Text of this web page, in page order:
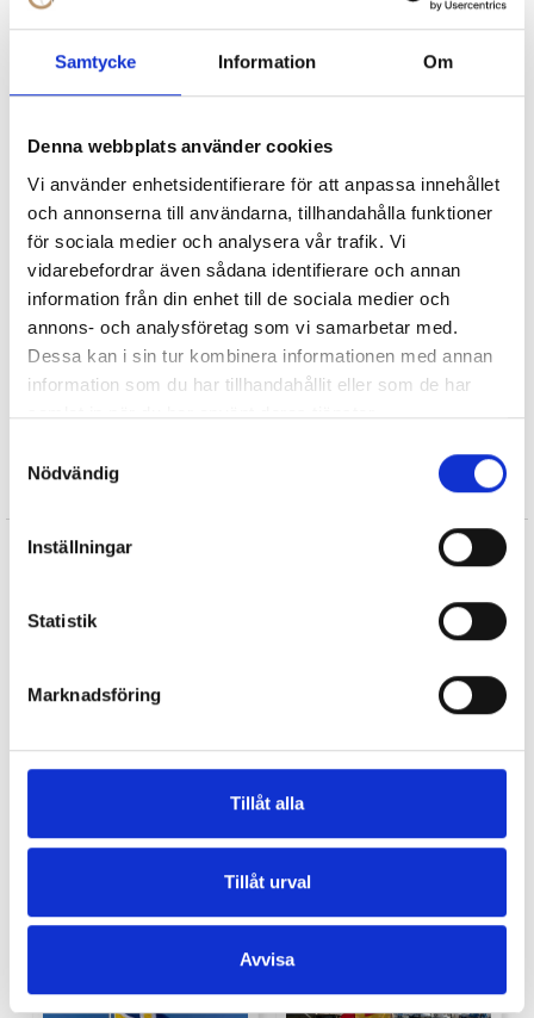
Samtycke Information Om
Denna webbplats använder cookies
Vi använder enhetsidentifierare för att anpassa innehållet
och annonserna till användarna, tillhandahålla funktioner
för sociala medier och analysera vår trafik. Vi
vidarebefordrar även sådana identifierare och annan
information från din enhet till de sociala medier och
annons- och analysföretag som vi samarbetar med.
Dessa kan i sin tur kombinera informationen med annan
information som du har tillhandahållit eller som de har
samlat in när du har använt deras tjänster.
Nödvändig
Inställningar
Statistik
Marknadsföring
Tillåt alla
Tillåt urval
Avvisa
En flagga av vävd marinpolyester har ett lägre
luftmotstånd det gör att flaggan avger mindre ljud och slits
Våra Östergötland flaggor är handsydda i Europa.
Svårt att välja storlek på din Östergötlands flagga?
storleksguide för flaggor och vimplar
Vill du se Östgötaflaggornas infästning i olika
storlekar?Klicka här!
För att se Sveriges officiella flaggdagar Klicka här
SPECIFIKATIONER
Artnr: 90250